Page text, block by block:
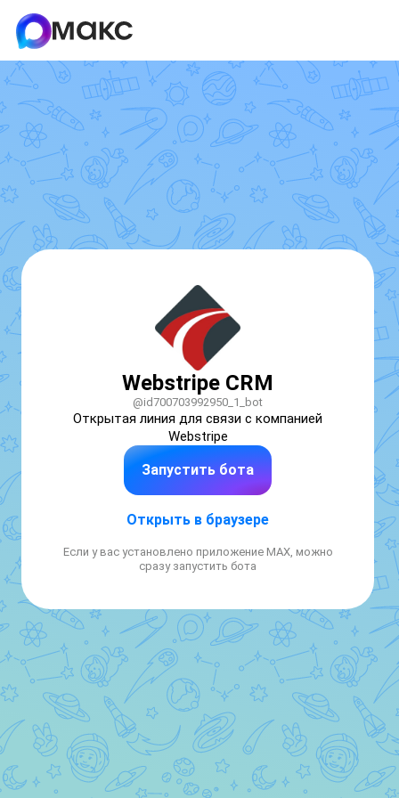
Webstripe CRM
@id700703992950_1_bot
Открытая линия для связи с компанией
Webstripe
Запустить бота
Открыть в браузере
Если у вас установлено приложение MAX, можно
сразу запустить бота